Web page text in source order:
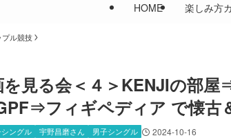
HOME 楽しみ方
プル競技
見る会＜４＞KENJIの部
フィギペディア で懐古
ングル 宇野昌磨さん 男子シングル 2024-10-16